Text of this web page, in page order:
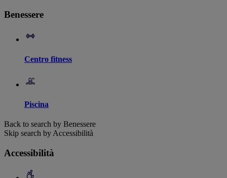
Benessere
Centro fitness
Piscina
Back to search by Benessere
Skip search by Accessibilità
Accessibilità